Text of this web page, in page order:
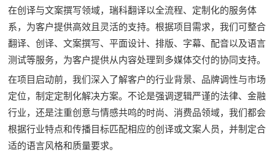
在创译与文案撰写领域，瑞科翻译以全流程、定制化的服务体
系，为客户提供高效且灵活的支持。根据项目需求，我们可整合
翻译、创译、文案撰写、平面设计、排版、字幕、配音以及语言
测试等服务，为客户提供从内容处理到多媒体交付的协同支持。
在项目启动前，我们深入了解客户的行业背景、品牌调性与市场
定位，制定定制化解决方案。不论是强调逻辑严谨的法律、金融
行业，还是注重创意与情感共鸣的时尚、消费品领域，我们都会
根据行业特点和传播目标匹配相应的创译或文案人员，并制定合
适的语言风格和质量要求。